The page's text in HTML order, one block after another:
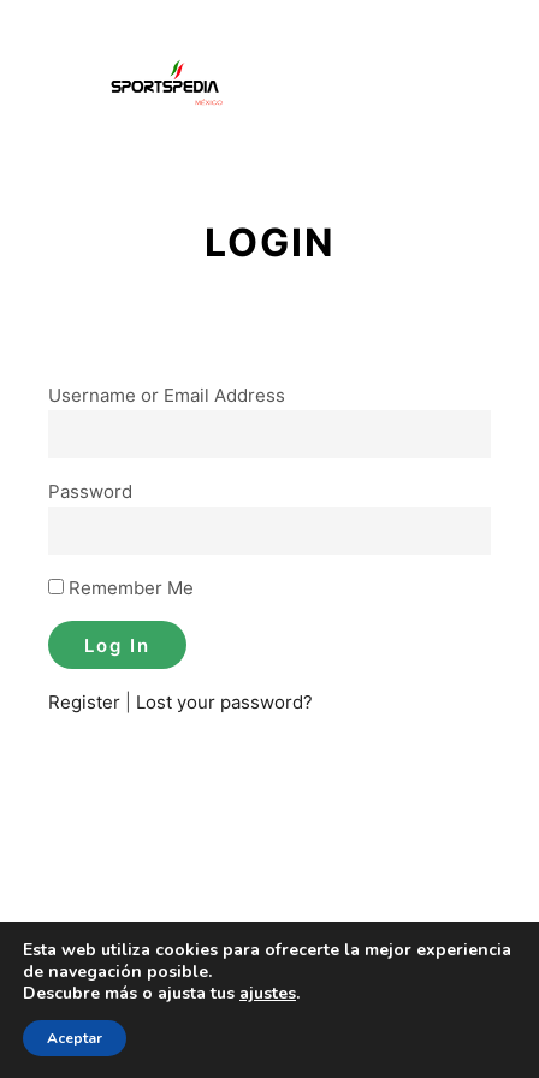
LOGIN
Username or Email Address
Password
Remember Me
Register Lost your password?
Copyright | Sportspedia México 2016-2023
Esta web utiliza cookies para ofrecerte la mejor experiencia
de navegación posible.
Descubre más o ajusta tus ajustes.
Aceptar